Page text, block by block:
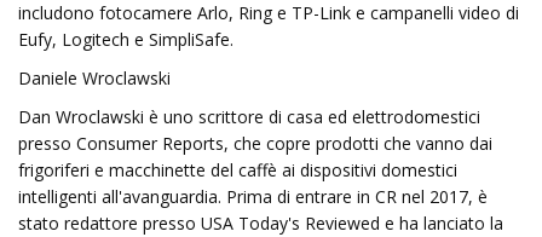
includono fotocamere Arlo, Ring e TP-Link e campanelli video di
Eufy, Logitech e SimpliSafe.
Daniele Wroclawski
Dan Wroclawski è uno scrittore di casa ed elettrodomestici
presso Consumer Reports, che copre prodotti che vanno dai
frigoriferi e macchinette del caffè ai dispositivi domestici
intelligenti all'avanguardia. Prima di entrare in CR nel 2017, è
stato redattore presso USA Today's Reviewed e ha lanciato la